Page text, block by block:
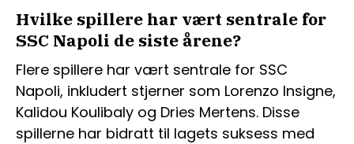
Hvilke spillere har vært sentrale for
SSC Napoli de siste årene?
Flere spillere har vært sentrale for SSC
Napoli, inkludert stjerner som Lorenzo Insigne,
Kalidou Koulibaly og Dries Mertens. Disse
spillerne har bidratt til lagets suksess med